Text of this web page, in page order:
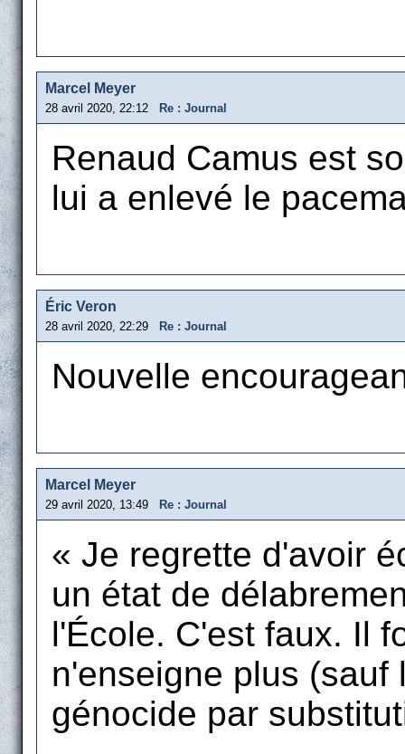
Marcel Meyer
28 avril 2020, 22:12 Re : Journal
Renaud Camus est
lui a enlevé le
Éric Veron
28 avril 2020, 22:29 Re : Journal
Nouvelle
Marcel Meyer
29 avril 2020, 13:49 Re : Journal
« Je regrette d'avoir
un état de
l'École. C'est faux. Il
n'enseigne plus
génocide par